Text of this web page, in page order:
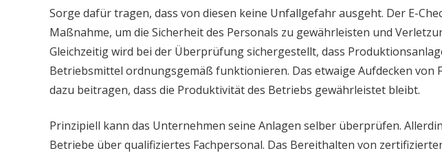
Sorge dafür tragen, dass von diesen keine Unfallgefahr ausgeht. Der E-
Maßnahme, um die Sicherheit des Personals zu gewährleisten und
Gleichzeitig wird bei der Überprüfung sichergestellt, dass
Betriebsmittel ordnungsgemäß funktionieren. Das etwaige Aufdecken von
dazu beitragen, dass die Produktivität des Betriebs gewährleistet bleibt.
Prinzipiell kann das Unternehmen seine Anlagen selber überprüfen.
Betriebe über qualifiziertes Fachpersonal. Das Bereithalten von